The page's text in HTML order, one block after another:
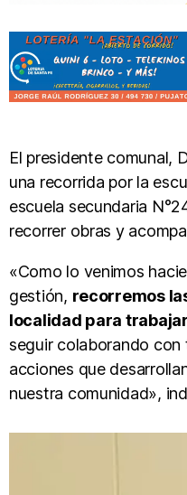
El presidente comunal,
una recorrida por la
escuela secundaria
recorrer obras y
«Como lo venimos
gestión, recorremos
localidad para
seguir colaborando
acciones que
nuestra comunidad»,